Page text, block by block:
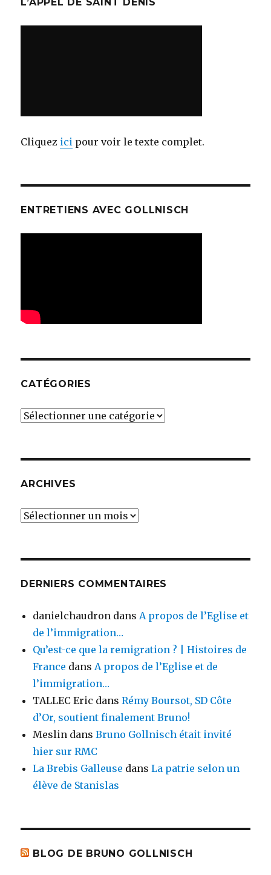
L’APPEL DE SAINT DENIS
Cliquez ici pour voir le texte complet.
ENTRETIENS AVEC GOLLNISCH
CATÉGORIES
Catégories
ARCHIVES
Archives
DERNIERS COMMENTAIRES
danielchaudron dansA propos de l’Eglise et
de l’immigration…
Qu’est-ce que la remigration ? | Histoires de
France dansA propos de l’Eglise et de
l’immigration…
TALLEC Eric dansRémy Boursot, SD Côte
d’Or, soutient finalement Bruno!
Meslin dansBruno Gollnisch était invité
hier sur RMC
La Brebis Galleuse dansLa patrie selon un
élève de Stanislas
BLOG DE BRUNO GOLLNISCH